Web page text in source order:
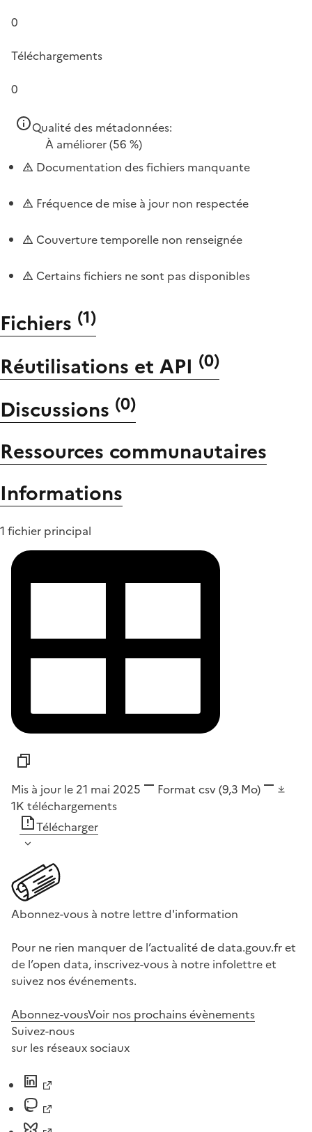
0
Téléchargements
0
Qualité des métadonnées:
À améliorer(56 %)
Documentation des fichiers manquante
Fréquence de mise à jour non respectée
Couverture temporelle non renseignée
Certains fichiers ne sont pas disponibles
Fichiers (1)
Réutilisations et API (0)
Discussions (0)
Ressources communautaires
Informations
1 fichier principal
Mis à jour le 21 mai 2025 Format csv(9,3 Mo)
1K téléchargements
Télécharger
Abonnez-vous à notre lettre d'information
Pour ne rien manquer de l’actualité de data.gouv.fr et
de l’open data, inscrivez-vous à notre infolettre et
suivez nos événements.
Abonnez-vousVoir nos prochains évènements
Suivez-nous
sur les réseaux sociaux